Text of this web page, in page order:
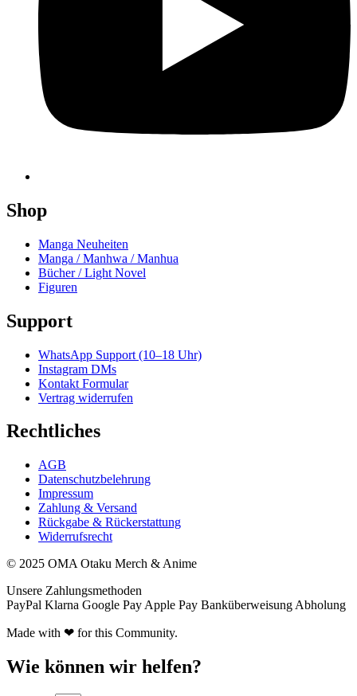
Shop
Manga Neuheiten
Manga / Manhwa / Manhua
Bücher / Light Novel
Figuren
Support
WhatsApp Support (10–18 Uhr)
Instagram DMs
Kontakt Formular
Vertrag widerrufen
Rechtliches
AGB
Datenschutzbelehrung
Impressum
Zahlung & Versand
Rückgabe & Rückerstattung
Widerrufsrecht
© 2025 OMA Otaku Merch & Anime
Unsere Zahlungsmethoden
PayPal Klarna Google Pay Apple Pay Banküberweisung Abholung
Made with ❤ for this Community.
Wie können wir helfen?